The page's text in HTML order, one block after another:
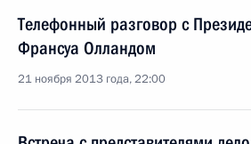
Телефонный разговор с
Франсуа Олландом
21 ноября 2013 года, 22:00